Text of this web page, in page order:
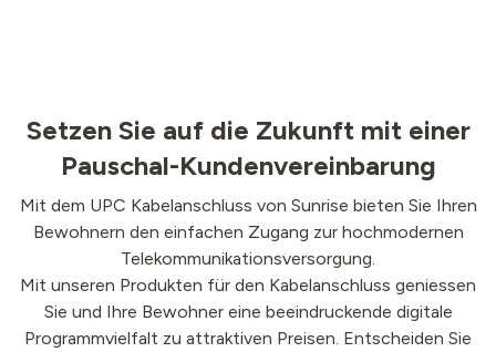
Setzen Sie auf die Zukunft mit einer
Pauschal-Kundenvereinbarung
Mit dem UPC Kabelanschluss von Sunrise bieten Sie Ihren
Bewohnern den einfachen Zugang zur hochmodernen
Telekommunikationsversorgung.
Mit unseren Produkten für den Kabelanschluss geniessen
Sie und Ihre Bewohner eine beeindruckende digitale
Programmvielfalt zu attraktiven Preisen. Entscheiden Sie